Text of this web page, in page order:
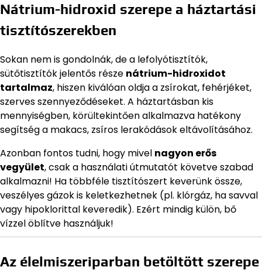
Nátrium-hidroxid szerepe a háztartási
tisztítószerekben
Sokan nem is gondolnák, de a lefolyótisztítók,
sütőtisztítók jelentős része nátrium-hidroxidot
tartalmaz, hiszen kiválóan oldja a zsírokat, fehérjéket,
szerves szennyeződéseket. A háztartásban kis
mennyiségben, körültekintően alkalmazva hatékony
segítség a makacs, zsíros lerakódások eltávolításához.
Azonban fontos tudni, hogy mivel nagyon erős
vegyület, csak a használati útmutatót követve szabad
alkalmazni! Ha többféle tisztítószert keverünk össze,
veszélyes gázok is keletkezhetnek (pl. klórgáz, ha savval
vagy hipoklorittal keveredik). Ezért mindig külön, bő
vízzel öblítve használjuk!
Az élelmiszeriparban betöltött szerepe